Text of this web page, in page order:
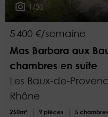
1/30
5 400 €/semaine
Mas Barbara aux
chambres en suite
Les Baux-de-
Rhône
250m² 9 pièces 5 chambres